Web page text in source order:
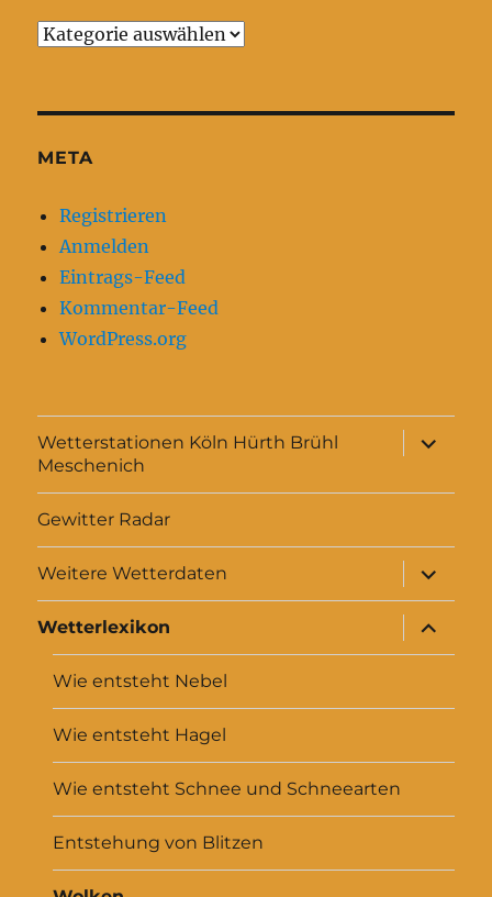
Kategorien
META
Registrieren
Anmelden
Eintrags-Feed
Kommentar-Feed
WordPress.org
Wetterstationen Köln Hürth Brühl
Meschenich
anzeigen
Gewitter Radar
Weitere Wetterdaten
anzeigen
Wetterlexikon
anzeigen
Wie entsteht Nebel
Wie entsteht Hagel
Wie entsteht Schnee und Schneearten
Entstehung von Blitzen